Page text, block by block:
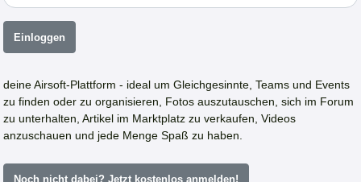
Einloggen
deine Airsoft-Plattform - ideal um Gleichgesinnte, Teams und Events
zu finden oder zu organisieren, Fotos auszutauschen, sich im Forum
zu unterhalten, Artikel im Marktplatz zu verkaufen, Videos
anzuschauen und jede Menge Spaß zu haben.
Noch nicht dabei? Jetzt kostenlos anmelden!